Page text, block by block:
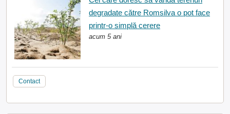
degradate către Romsilva o pot face
printr-o simplă cerere
acum 5 ani
Contact